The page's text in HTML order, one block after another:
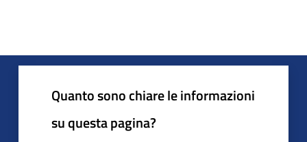
Quanto sono chiare le informazioni
su questa pagina?